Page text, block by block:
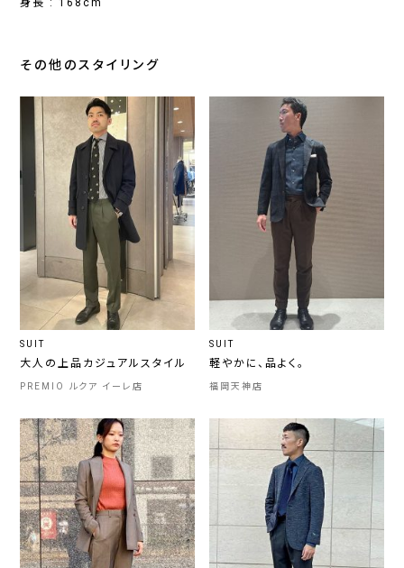
身長 : 168cm
その他のスタイリング
SUIT
大人の上品カジュアルスタイル
PREMIO ルクア イーレ店
SUIT
軽やかに、品よく。
福岡天神店